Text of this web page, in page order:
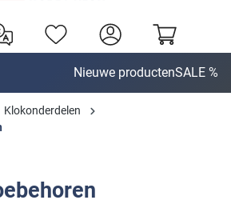
Nieuwe productenSALE %
Klokonderdelen